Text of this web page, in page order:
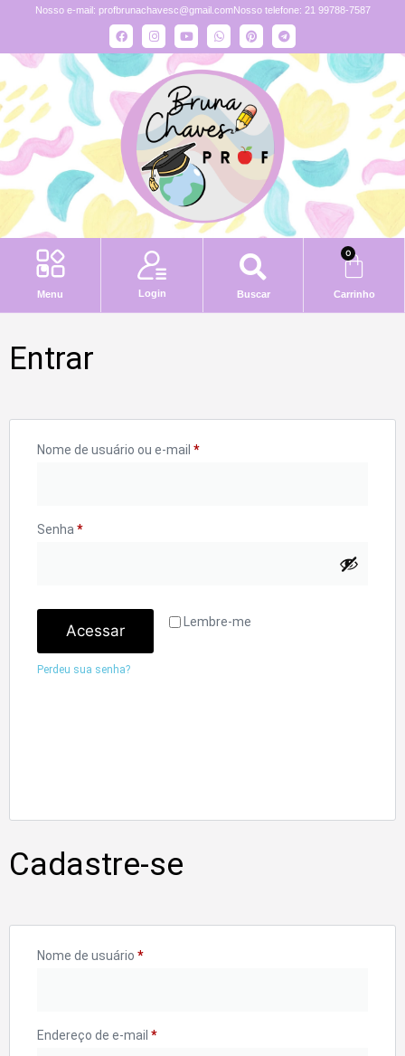
Nosso e-mail: profbrunachavesc@gmail.comNosso telefone: 21 99788-7587
Menu Login Buscar
0
Carrinho
Entrar
Nome de usuário ou e-mail *
Senha *
Lembre-me
Acessar
Perdeu sua senha?
Cadastre-se
Nome de usuário *
Endereço de e-mail *